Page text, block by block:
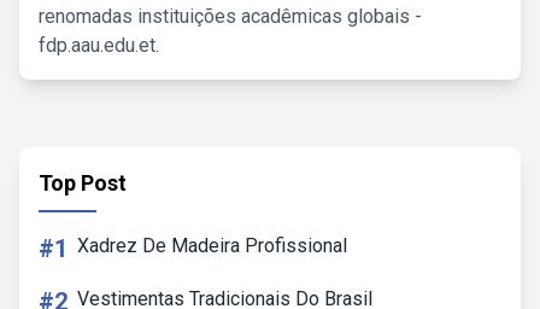
renomadas instituições acadêmicas globais -
fdp.aau.edu.et.
Top Post
#1 Xadrez De Madeira Profissional
#2 Vestimentas Tradicionais Do Brasil